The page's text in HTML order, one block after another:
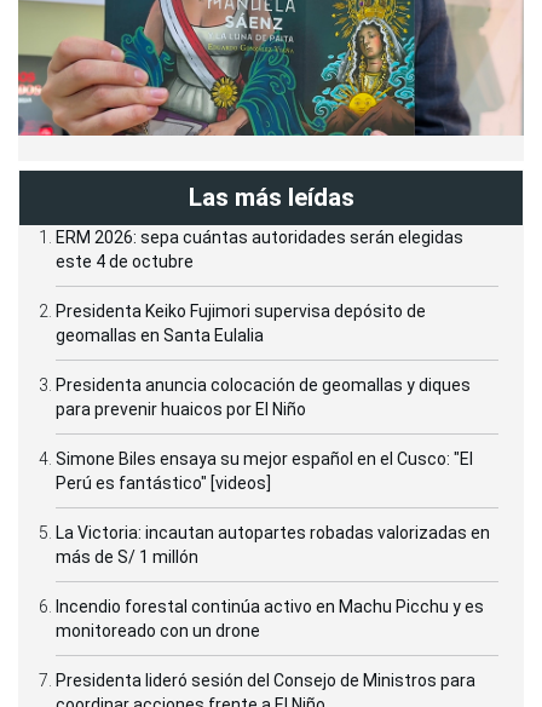
Las más leídas
ERM 2026: sepa cuántas autoridades serán elegidas
este 4 de octubre
Presidenta Keiko Fujimori supervisa depósito de
geomallas en Santa Eulalia
Presidenta anuncia colocación de geomallas y diques
para prevenir huaicos por El Niño
Simone Biles ensaya su mejor español en el Cusco: "El
Perú es fantástico" [videos]
La Victoria: incautan autopartes robadas valorizadas en
más de S/ 1 millón
Incendio forestal continúa activo en Machu Picchu y es
monitoreado con un drone
Presidenta lideró sesión del Consejo de Ministros para